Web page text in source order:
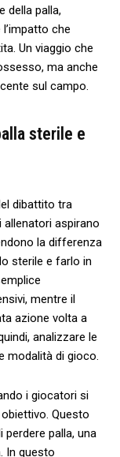
della palla,
che
Un viaggio che
ma⁢ anche
sul campo.
sterile e
dibattito‌ tra
aspirano
la differenza⁣
sterile‍ e ⁣farlo in
mentre il
azione ⁣volta a
analizzare ⁢le
modalità⁤ di ⁣gioco.
i giocatori si
Questo
perdere palla, una
In questo